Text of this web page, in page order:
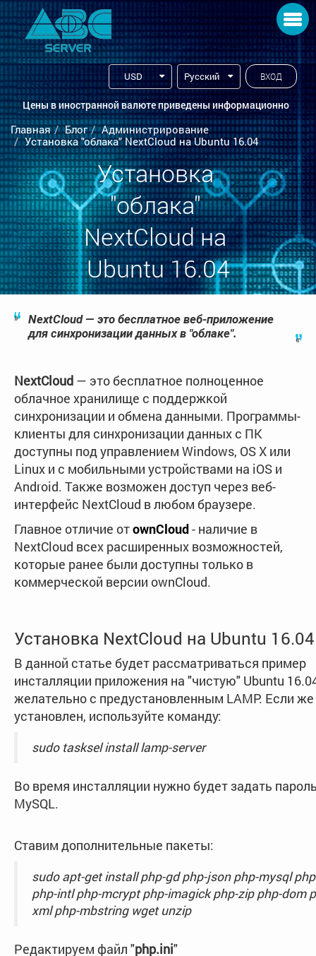
Toggle navigation
ВХОД
Русский
USD
Цены в иностранной валюте приведены информационно
Главная Блог
Администрирование
Установка "облака" NextCloud на Ubuntu 16.04
Установка
"облака"
NextCloud на
Ubuntu 16.04
NextCloud — это бесплатное веб-приложение
для синхронизации данных в "облаке".
NextCloud — это бесплатное полноценное
облачное хранилище с поддержкой
синхронизации и обмена данными. Программы-
клиенты для синхронизации данных с ПК
доступны под управлением Windows, OS X или
Linux и с мобильными устройствами на iOS и
Android. Также возможен доступ через веб-
интерфейс NextCloud в любом браузере.
Главное отличие отownCloud- наличие в
NextCloud всех расширенных возможностей,
которые ранее были доступны только в
коммерческой версии ownCloud.
Установка NextCloud на Ubuntu 16.04
В данной статье будет рассматриваться пример
инсталляции приложения на "чистую" Ubuntu
желательно с предустановленным LAMP. Если
установлен, используйте команду:
sudo tasksel install lamp-server
Во время инсталляции нужно будет задать
MySQL.
Ставим дополнительные пакеты:
sudo apt-get install php-gd php-json php-mysql
php-intl php-mcrypt php-imagick php-zip php-dom
xml php-mbstring wget unzip
Редактируем файл "php.ini"